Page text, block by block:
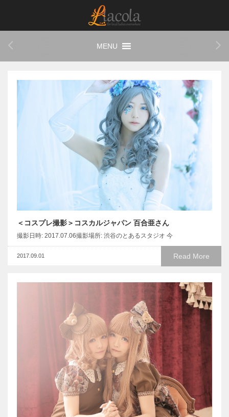
＜コスプレ撮影＞コスカルジャパン 百合亜さん
撮影日時: 2017.07.06撮影場所: 渋谷のとあるスタジオ 今
Read More
2017.09.01